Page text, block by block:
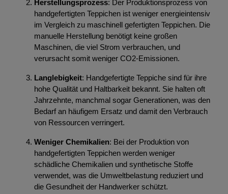
Herstellungsprozess: Der Produktionsprozess von
handgefertigten Teppichen ist weniger energieintensiv
im Vergleich zu maschinell gefertigten Teppichen. Die
manuelle Herstellung benötigt keine großen
Maschinen, die viel Strom verbrauchen, und
verursacht somit weniger CO2-Emissionen.
Langlebigkeit: Handgefertigte Teppiche sind für ihre
hohe Qualität und Haltbarkeit bekannt. Sie halten oft
Jahrzehnte, manchmal sogar Generationen, was den
Bedarf an häufigem Ersatz und damit den Verbrauch
von Ressourcen verringert.
Weniger Chemikalien: Bei der Produktion von
handgefertigten Teppichen werden weniger
schädliche Chemikalien und synthetische Stoffe
verwendet, was die Umweltbelastung reduziert und
die Gesundheit der Handwerker schützt.